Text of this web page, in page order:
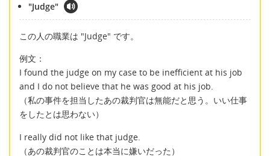
"Judge"
この人の職業は "Judge" です。
例文：
I found the judge on my case to be inefficient at his job
and I do not believe that he was good at his job.
（私の事件を担当したあの裁判官は無能だと思う。いい仕事
をしたとは思わない）
I really did not like that judge.
（あの裁判官のことは本当に嫌いだった）